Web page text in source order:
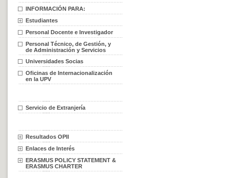
INFORMACIÓN PARA:
Estudiantes
Personal Docente e Investigador
Personal Técnico, de Gestión, y
de Administración y Servicios
Universidades Socias
Oficinas de Internacionalización
en la UPV
Servicio de Extranjería
Resultados OPII
Enlaces de Interés
ERASMUS POLICY STATEMENT &
ERASMUS CHARTER